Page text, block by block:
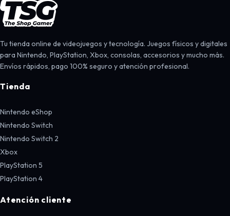
Tu tienda online de videojuegos y tecnología. Juegos físicos y digitales
para Nintendo, PlayStation, Xbox, consolas, accesorios y mucho más.
Envíos rápidos, pago 100% seguro y atención profesional.
Tienda
Nintendo eShop
Nintendo Switch
Nintendo Switch 2
Xbox
PlayStation 5
PlayStation 4
Atención cliente